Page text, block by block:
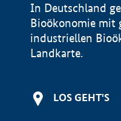
In Deutschland
Bioökonomie mit
industriellen
Landkarte.
LOS GEHT'S